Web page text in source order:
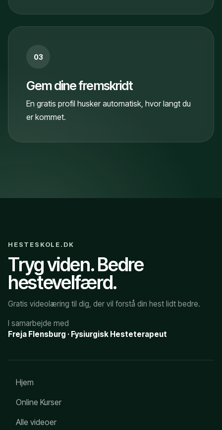
03
Gem dine fremskridt
En gratis profil husker automatisk, hvor langt du
er kommet.
HESTESKOLE.DK
Tryg viden. Bedre
hestevelfærd.
Gratis videolæring til dig, der vil forstå din hest lidt bedre.
I samarbejde med
Freja Flensburg · Fysiurgisk Hesteterapeut
Hjem
Online Kurser
Alle videoer